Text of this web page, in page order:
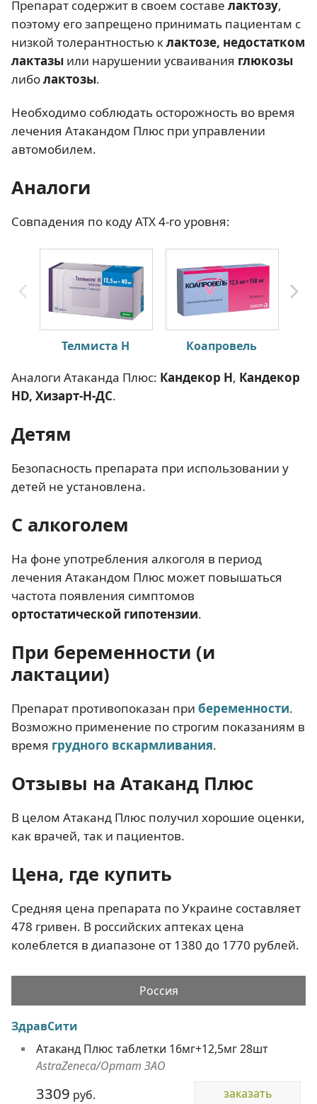
Препарат содержит в своем составе лактозу,
поэтому его запрещено принимать пациентам с
низкой толерантностью клактозе, недостатком
лактазы или нарушении усваивания глюкозы
либолактозы.
Необходимо соблюдать осторожность во время
лечения Атакандом Плюс при управлении
автомобилем.
Аналоги
Совпадения по коду АТХ 4-го уровня:
Телмиста Н Коапровель
Аналоги Атаканда Плюс: Кандекор H, Кандекор
HD, Хизарт-Н-ДС.
Детям
Безопасность препарата при использовании у
детей не установлена.
С алкоголем
На фоне употребления алкоголя в период
лечения Атакандом Плюс может повышаться
частота появления симптомов
ортостатической гипотензии.
При беременности (и
лактации)
Препарат противопоказан при беременности.
Возможно применение по строгим показаниям в
время грудного вскармливания.
Отзывы на Атаканд Плюс
В целом Атаканд Плюс получил хорошие оценки,
как врачей, так и пациентов.
Цена, где купить
Средняя цена препарата по Украине составляет
478 гривен. В российских аптеках цена
колеблется в диапазоне от 1380 до 1770 рублей.
Россия
ЗдравСити
Атаканд Плюс таблетки 16мг+12,5мг 28шт
AstraZeneca/Ортат ЗАО
3309 руб. заказать